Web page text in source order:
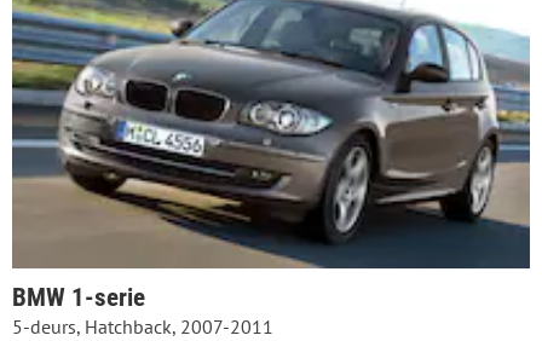
BMW 1-serie
5-deurs, Hatchback, 2007-2011